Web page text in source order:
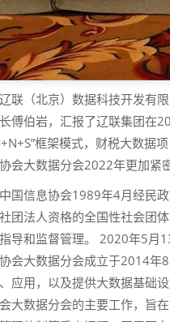
辽联（北京）数据科技开发有
傅伯岩，汇报了辽联集团在
框架模式，财税大数据
会大数据分会2022年更加紧
中国信息协会1989年4月经民
团法人资格的全国性社会团
导和监督管理。 2020年5月
会大数据分会成立于2014年
应用，以及提供大数据基础
大数据分会的主要工作，旨